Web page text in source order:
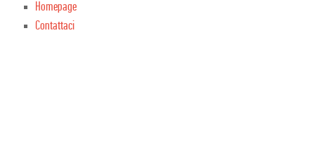
Homepage
Contattaci